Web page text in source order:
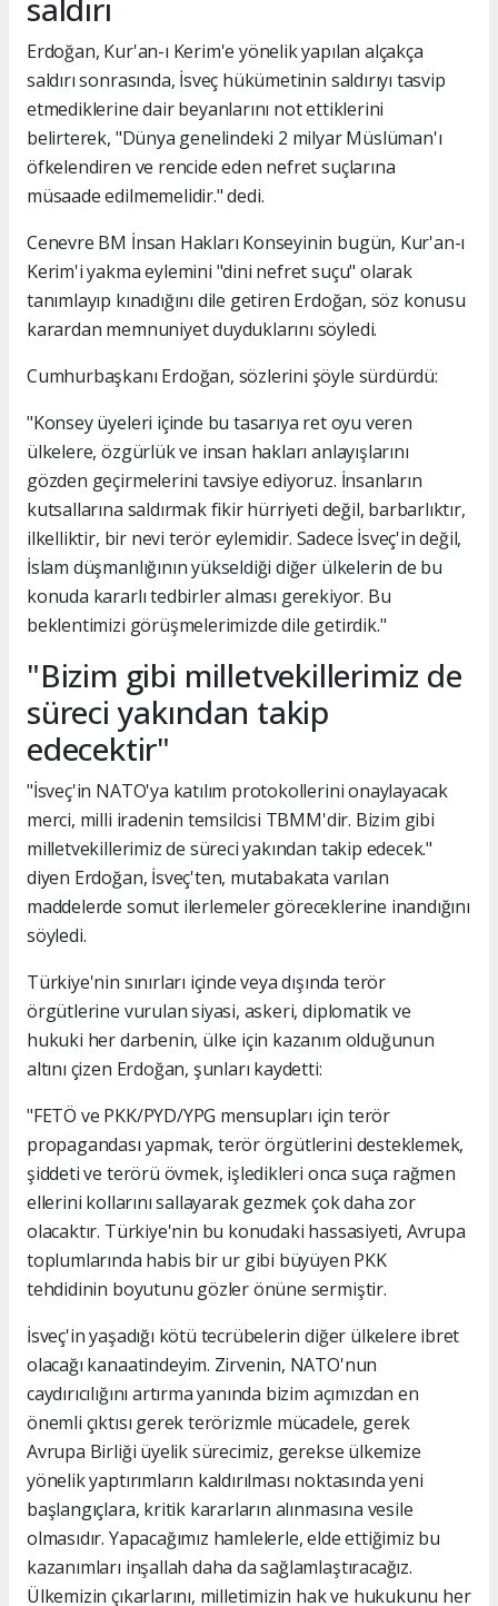
saldırı
Erdoğan, Kur'an-ı Kerim'e yönelik yapılan alçakça
saldırı sonrasında, İsveç hükümetinin saldırıyı tasvip
etmediklerine dair beyanlarını not ettiklerini
belirterek, "Dünya genelindeki 2 milyar Müslüman'ı
öfkelendiren ve rencide eden nefret suçlarına
müsaade edilmemelidir." dedi.
Cenevre BM İnsan Hakları Konseyinin bugün, Kur'an-ı
Kerim'i yakma eylemini "dini nefret suçu" olarak
tanımlayıp kınadığını dile getiren Erdoğan, söz konusu
karardan memnuniyet duyduklarını söyledi.
Cumhurbaşkanı Erdoğan, sözlerini şöyle sürdürdü:
"Konsey üyeleri içinde bu tasarıya ret oyu veren
ülkelere, özgürlük ve insan hakları anlayışlarını
gözden geçirmelerini tavsiye ediyoruz. İnsanların
kutsallarına saldırmak fikir hürriyeti değil, barbarlıktır,
ilkelliktir, bir nevi terör eylemidir. Sadece İsveç'in değil,
İslam düşmanlığının yükseldiği diğer ülkelerin de bu
konuda kararlı tedbirler alması gerekiyor. Bu
beklentimizi görüşmelerimizde dile getirdik."
"Bizim gibi milletvekillerimiz de
süreci yakından takip
edecektir"
"İsveç'in NATO'ya katılım protokollerini onaylayacak
merci, milli iradenin temsilcisi TBMM'dir. Bizim gibi
milletvekillerimiz de süreci yakından takip edecek."
diyen Erdoğan, İsveç'ten, mutabakata varılan
maddelerde somut ilerlemeler göreceklerine inandığını
söyledi.
Türkiye'nin sınırları içinde veya dışında terör
örgütlerine vurulan siyasi, askeri, diplomatik ve
hukuki her darbenin, ülke için kazanım olduğunun
altını çizen Erdoğan, şunları kaydetti:
"FETÖ ve PKK/PYD/YPG mensupları için terör
propagandası yapmak, terör örgütlerini desteklemek,
şiddeti ve terörü övmek, işledikleri onca suça rağmen
ellerini kollarını sallayarak gezmek çok daha zor
olacaktır. Türkiye'nin bu konudaki hassasiyeti, Avrupa
toplumlarında habis bir ur gibi büyüyen PKK
tehdidinin boyutunu gözler önüne sermiştir.
İsveç'in yaşadığı kötü tecrübelerin diğer ülkelere ibret
olacağı kanaatindeyim. Zirvenin, NATO'nun
caydırıcılığını artırma yanında bizim açımızdan en
önemli çıktısı gerek terörizmle mücadele, gerek
Avrupa Birliği üyelik sürecimiz, gerekse ülkemize
yönelik yaptırımların kaldırılması noktasında yeni
başlangıçlara, kritik kararların alınmasına vesile
olmasıdır. Yapacağımız hamlelerle, elde ettiğimiz bu
kazanımları inşallah daha da sağlamlaştıracağız.
Ülkemizin çıkarlarını, milletimizin hak ve hukukunu her